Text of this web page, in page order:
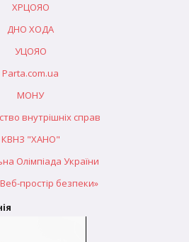
ХРЦОЯО
ДНО ХОДА
УЦОЯО
Parta.com.ua
МОНУ
внутрішніх справ
КВНЗ "ХАНО"
Олімпіада України
простір безпеки»